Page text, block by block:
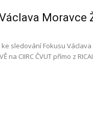
Moravce
sledování Fokusu
na CIIRC ČVUT přímo z